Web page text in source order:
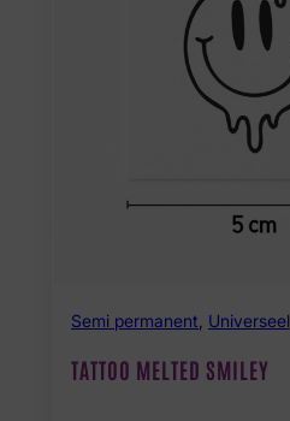
Semi permanent Universeel
TATTOO MELTED SMILEY